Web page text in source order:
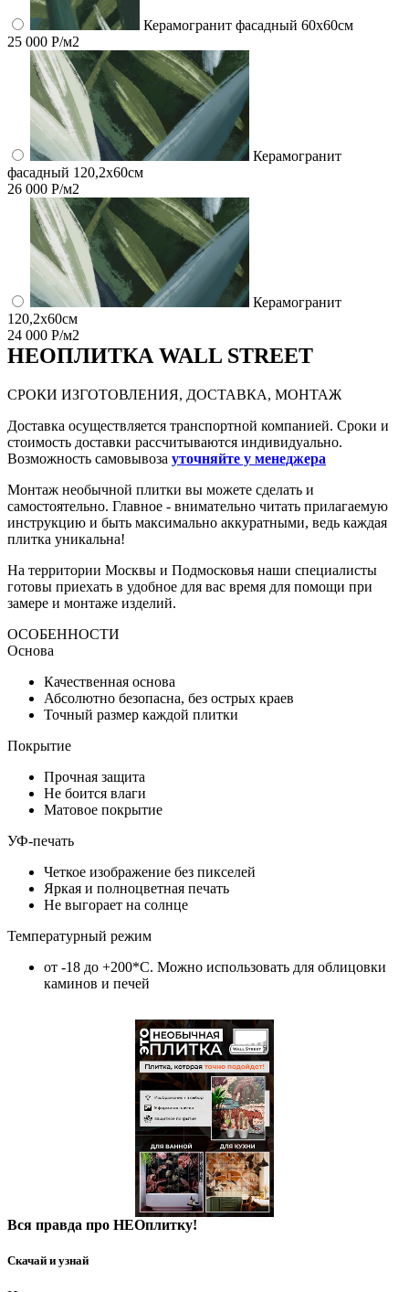
Керамогранит фасадный 60x60см
25 000 Р/м2
Керамогранит
фасадный 120,2x60см
26 000 Р/м2
Керамогранит
120,2x60см
24 000 Р/м2
НЕОПЛИТКА WALL STREET
СРОКИ ИЗГОТОВЛЕНИЯ, ДОСТАВКА, МОНТАЖ
Доставка осуществляется транспортной компанией. Сроки и
стоимость доставки рассчитываются индивидуально.
Возможность самовывоза уточняйте у менеджера
Монтаж необычной плитки вы можете сделать и
самостоятельно. Главное - внимательно читать прилагаемую
инструкцию и быть максимально аккуратными, ведь каждая
плитка уникальна!
На территории Москвы и Подмосковья наши специалисты
готовы приехать в удобное для вас время для помощи при
замере и монтаже изделий.
ОСОБЕННОСТИ
Основа
Качественная основа
Абсолютно безопасна, без острых краев
Точный размер каждой плитки
Покрытие
Прочная защита
Не боится влаги
Матовое покрытие
УФ-печать
Четкое изображение без пикселей
Яркая и полноцветная печать
Не выгорает на солнце
Температурный режим
от -18 до +200*C. Можно использовать для облицовки
каминов и печей
Вся правда про НЕОплитку!
Скачай и узнай